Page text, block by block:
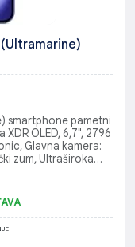
(Ultramarine)
smartphone pametni
OLED, 6,7", 2796
Glavna kamera:
zum, Ultraširoka